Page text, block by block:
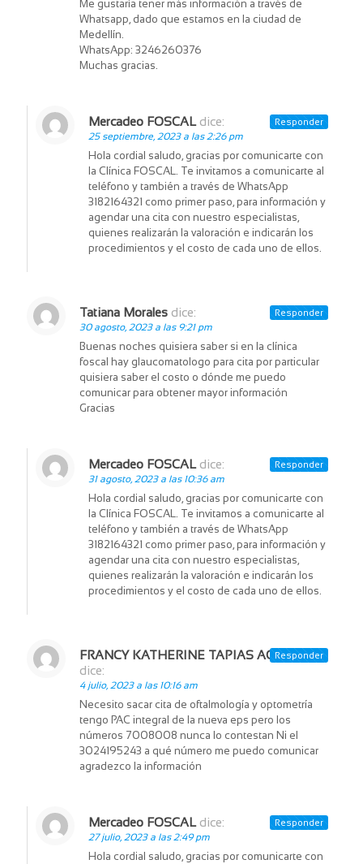
Me gustaría tener más información a través de
Whatsapp, dado que estamos en la ciudad de
Medellín.
WhatsApp: 3246260376
Muchas gracias.
Mercadeo FOSCAL dice:
25 septiembre, 2023 a las 2:26 pm
Hola cordial saludo, gracias por comunicarte con
la Clínica FOSCAL. Te invitamos a comunicarte al
teléfono y también a través de WhatsApp
3182164321 como primer paso, para información y
agendar una cita con nuestro especialistas,
quienes realizarán la valoración e indicarán los
procedimientos y el costo de cada uno de ellos.
Responder
Tatiana Morales dice:
30 agosto, 2023 a las 9:21 pm
Buenas noches quisiera saber si en la clínica
foscal hay glaucomatologo para cita por particular
quisiera saber el costo o dónde me puedo
comunicar para obtener mayor información
Gracias
Responder
Mercadeo FOSCAL dice:
31 agosto, 2023 a las 10:36 am
Hola cordial saludo, gracias por comunicarte con
la Clínica FOSCAL. Te invitamos a comunicarte al
teléfono y también a través de WhatsApp
3182164321 como primer paso, para información y
agendar una cita con nuestro especialistas,
quienes realizarán la valoración e indicarán los
procedimientos y el costo de cada uno de ellos.
Responder
FRANCY KATHERINE TAPIAS ACOSTA
dice:
4 julio, 2023 a las 10:16 am
Necesito sacar cita de oftalmología y optometría
tengo PAC integral de la nueva eps pero los
números 7008008 nunca lo contestan Ni el
3024195243 a qué número me puedo comunicar
agradezco la información
Responder
Mercadeo FOSCAL dice:
27 julio, 2023 a las 2:49 pm
Hola cordial saludo, gracias por comunicarte con
Responder